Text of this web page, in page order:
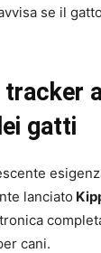
se il
tracker
gatti
lanciato
cani.